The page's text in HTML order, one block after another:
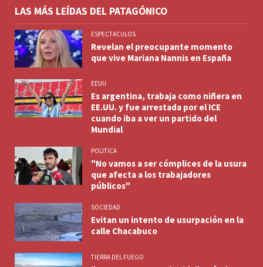
LAS MÁS LEÍDAS DEL PATAGÓNICO
ESPECTACULOS
Revelan el preocupante momento
que vive Mariana Nannis en España
EEUU
Es argentina, trabaja como niñera en
EE.UU. y fue arrestada por el ICE
cuando iba a ver un partido del
Mundial
POLITICA
"No vamos a ser cómplices de la usura
que afecta a los trabajadores
públicos"
SOCIEDAD
Evitan un intento de usurpación en la
calle Chacabuco
TIERRA DEL FUEGO